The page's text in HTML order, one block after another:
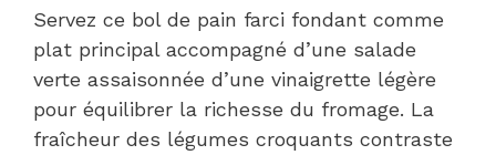
Servez ce bol de pain farci fondant comme
plat principal accompagné d’une salade
verte assaisonnée d’une vinaigrette légère
pour équilibrer la richesse du fromage. La
fraîcheur des légumes croquants contraste